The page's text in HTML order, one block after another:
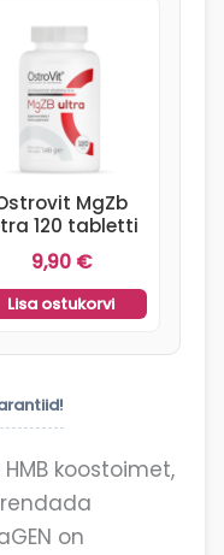
MgZb
120 tabletti
9,90 €
Lisa ostukorvi
koostoimet,
on